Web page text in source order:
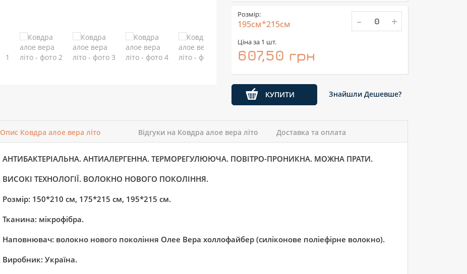
Розмір:
195см*215см
Ціна за 1 шт.
607,50 грн
- +
КУПИТИ Знайшли Дешевше?
Опис Ковдра алое вера літо Відгуки на Ковдра алое вера літо Доставка та оплата
АНТИБАКТЕРІАЛЬНА. АНТИАЛЕРГЕННА. ТЕРМОРЕГУЛЮЮЧА. ПОВІТРО-ПРОНИКНА. МОЖНА ПРАТИ.
ВИСОКІ ТЕХНОЛОГІЇ. ВОЛОКНО НОВОГО ПОКОЛІННЯ.
Розмір: 150*210 см, 175*215 см, 195*215 см.
Тканина: мікрофібра.
Наповнювач: волокно нового покоління Олее Вера холлофайбер (силіконове поліефірне волокно).
Виробник: Україна.